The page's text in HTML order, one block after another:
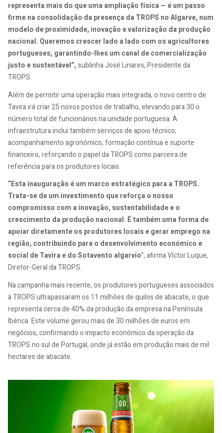
representa mais do que uma ampliação física — é um passo
firme na consolidação da presença da TROPS no Algarve, num
modelo de proximidade, inovação e valorização da produção
nacional. Queremos crescer lado a lado com os agricultores
portugueses, garantindo-lhes um canal de comercialização
justo e sustentável”,sublinha José Linares, Presidente da
TROPS.
Além de permitir uma operação mais integrada, o novo centro de
Tavira irá criar 25 novos postos de trabalho, elevando para 30 o
número total de funcionários na unidade portuguesa. A
infraestrutura inclui também serviços de apoio técnico,
acompanhamento agronómico, formação contínua e suporte
financeiro, reforçando o papel da TROPS como parceira de
referência para os produtores locais.
“Esta inauguração é um marco estratégico para a TROPS.
Trata-se de um investimento que reforça o nosso
compromisso com a inovação, sustentabilidade e o
crescimento da produção nacional. É também uma forma de
apoiar diretamente os produtores locais e gerar emprego na
região, contribuindo para o desenvolvimento económico e
social de Tavira e do Sotavento algarvio”, afirma Víctor Luque,
Diretor-Geral da TROPS.
Na campanha mais recente, os produtores portugueses associados
à TROPS ultrapassaram os 11 milhões de quilos de abacate, o que
representa cerca de 40% da produção da empresa na Península
Ibérica. Este volume gerou mais de 30 milhões de euros em
negócios, confirmando o impacto económico da operação da
TROPS no sul de Portugal, onde já estão em produção mais de mil
hectares de abacate.